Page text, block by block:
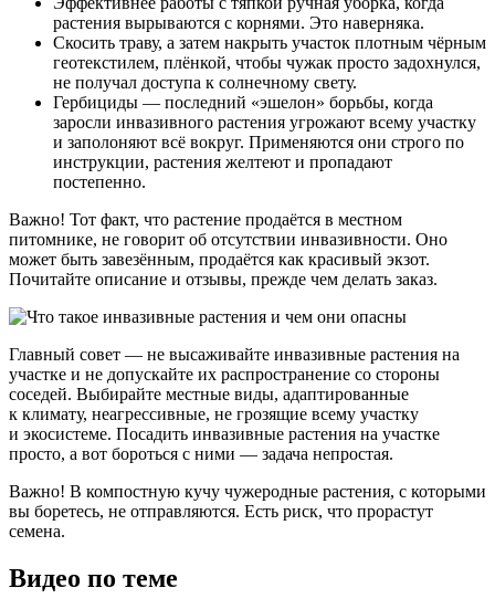
растения вырываются с корнями. Это наверняка.
Скосить траву, а затем накрыть участок плотным чёрным
геотекстилем, плёнкой, чтобы чужак просто задохнулся,
не получал доступа к солнечному свету.
Гербициды — последний «эшелон» борьбы, когда
заросли инвазивного растения угрожают всему участку
и заполоняют всё вокруг. Применяются они строго по
инструкции, растения желтеют и пропадают
постепенно.
Важно! Тот факт, что растение продаётся в местном
питомнике, не говорит об отсутствии инвазивности. Оно
может быть завезённым, продаётся как красивый экзот.
Почитайте описание и отзывы, прежде чем делать заказ.
Главный совет — не высаживайте инвазивные растения на
участке и не допускайте их распространение со стороны
соседей. Выбирайте местные виды, адаптированные
к климату, неагрессивные, не грозящие всему участку
и экосистеме. Посадить инвазивные растения на участке
просто, а вот бороться с ними — задача непростая.
Важно! В компостную кучу чужеродные растения, с которыми
вы боретесь, не отправляются. Есть риск, что прорастут
семена.
Видео по теме